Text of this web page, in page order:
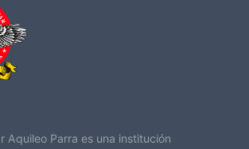
Aquileo Parra es una institución